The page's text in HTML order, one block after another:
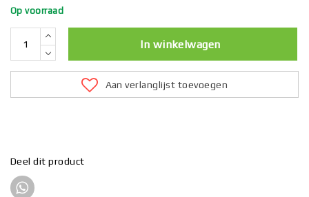
Op voorraad
In winkelwagen
Aan verlanglijst toevoegen
Deel dit product